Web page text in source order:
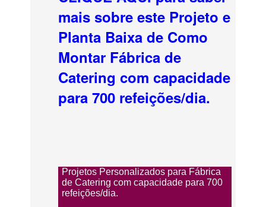
mais sobre este Projeto e
Planta Baixa de Como
Montar Fábrica de
Catering com capacidade
para 700 refeições/dia.
Projetos Personalizados para Fábrica
de Catering com capacidade para 700
refeições/dia.